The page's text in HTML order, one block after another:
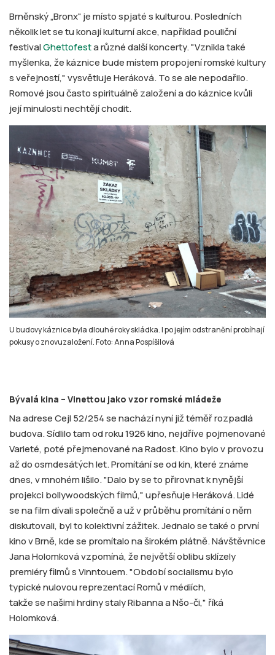
Brněnský „Bronx“ je místo spjaté s kulturou. Posledních
několik let se tu konají kulturní akce, například pouliční
festivalGhettofesta různé další koncerty. "Vznikla také
myšlenka, že káznice bude místem propojení romské kultury
s veřejností," vysvětluje Heráková. To se ale nepodařilo.
Romové jsou často spirituálně založení a do káznice kvůli
její minulosti nechtějí chodit.
U budovy káznice byla dlouhé roky skládka. I po jejím odstranění probíhají
pokusy o znovuzaložení. Foto: Anna Pospíšilová
Bývalá kina – Vinettou jako vzor romské mládeže
Na adrese Cejl 52/254 se nachází nyní již téměř rozpadlá
budova. Sídlilo tam od roku 1926 kino, nejdříve pojmenované
Varieté, poté přejmenované na Radost. Kino bylo v provozu
až do osmdesátých let. Promítání se od kin, které známe
dnes, v mnohém lišilo. "Dalo by se to přirovnat k nynější
projekci bollywoodských filmů," upřesňuje Heráková. Lidé
se na film dívali společně a už v průběhu promítání o něm
diskutovali, byl to kolektivní zážitek. Jednalo se také o první
kino v Brně, kde se promítalo na širokém plátně. Návštěvnice
Jana Holomková vzpomíná, že největší oblibu sklízely
premiéry filmů s Vinntouem. "Období socialismu bylo
typické nulovou reprezentací Romů v médiích,
takže se našimi hrdiny staly Ribanna a Nšo-či," říká
Holomková.